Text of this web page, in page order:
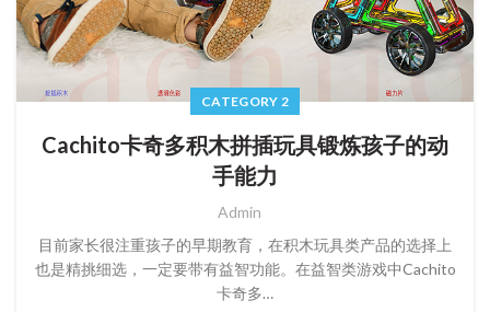
CATEGORY 2
Cachito卡奇多积木拼插玩具锻炼孩子的动
手能力
Admin
目前家长很注重孩子的早期教育，在积木玩具类产品的选择上
也是精挑细选，一定要带有益智功能。在益智类游戏中Cachito
卡奇多…